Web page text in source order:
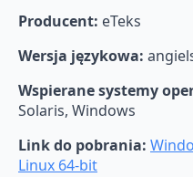
Producent: eTeks
Wersja językowa:
Wspierane systemy
Solaris, Windows
Link do pobrania:
Linux 64-bit